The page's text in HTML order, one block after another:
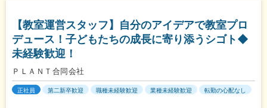
【教室運営スタッフ】自分のアイデアで教室プロ
デュース！子どもたちの成長に寄り添うシゴト◆
未経験歓迎！
ＰＬＡＮＴ合同会社
正社員 第二新卒歓迎 職種未経験歓迎 業種未経験歓迎 転勤の心配なし